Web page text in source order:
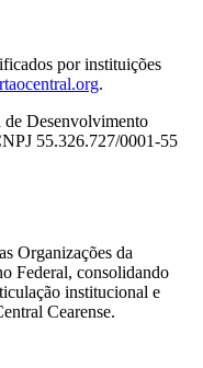
por instituições
.
Desenvolvimento
55.326.727/0001-55
Organizações da
Federal, consolidando
institucional e
Cearense.